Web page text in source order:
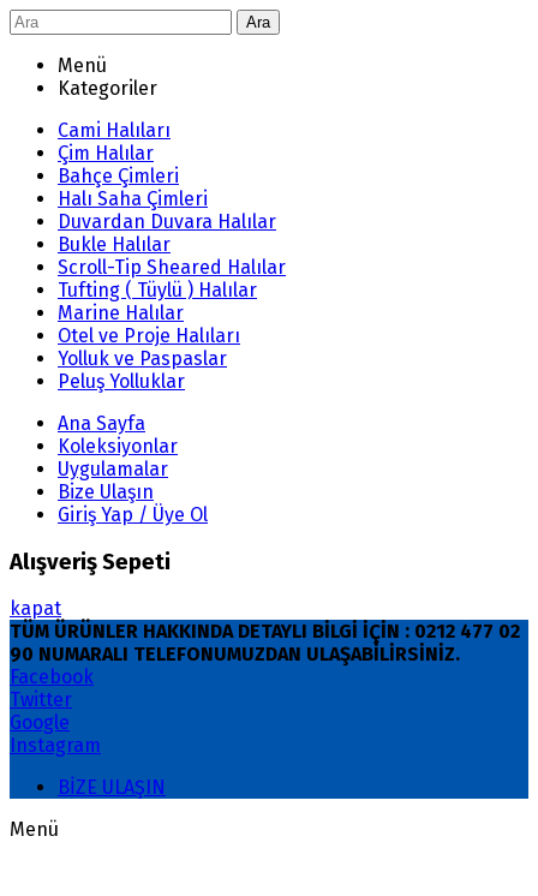
Ara
Menü
Kategoriler
Cami Halıları
Çim Halılar
Bahçe Çimleri
Halı Saha Çimleri
Duvardan Duvara Halılar
Bukle Halılar
Scroll-Tip Sheared Halılar
Tufting ( Tüylü ) Halılar
Marine Halılar
Otel ve Proje Halıları
Yolluk ve Paspaslar
Peluş Yolluklar
Ana Sayfa
Koleksiyonlar
Uygulamalar
Bize Ulaşın
Giriş Yap / Üye Ol
Alışveriş Sepeti
kapat
TÜM ÜRÜNLER HAKKINDA DETAYLI BİLGİ İÇİN : 0212 477 02
90 NUMARALI TELEFONUMUZDAN ULAŞABİLİRSİNİZ.
Facebook
Twitter
Google
Instagram
BİZE ULAŞIN
Menü